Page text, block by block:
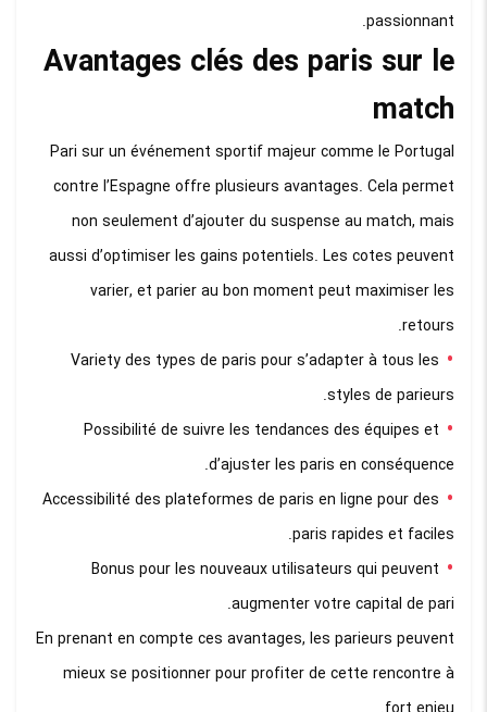
passionnant.
Avantages clés des paris sur le
match
Pari sur un événement sportif majeur comme le Portugal
contre l’Espagne offre plusieurs avantages. Cela permet
non seulement d’ajouter du suspense au match, mais
aussi d’optimiser les gains potentiels. Les cotes peuvent
varier, et parier au bon moment peut maximiser les
retours.
Variety des types de paris pour s’adapter à tous les
styles de parieurs.
Possibilité de suivre les tendances des équipes et
d’ajuster les paris en conséquence.
Accessibilité des plateformes de paris en ligne pour des
paris rapides et faciles.
Bonus pour les nouveaux utilisateurs qui peuvent
augmenter votre capital de pari.
En prenant en compte ces avantages, les parieurs peuvent
mieux se positionner pour profiter de cette rencontre à